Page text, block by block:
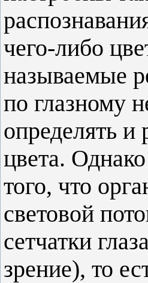
чего-либо
называемые
по глазному
определять и
цвета.
того, что
световой
сетчатки
зрение), то